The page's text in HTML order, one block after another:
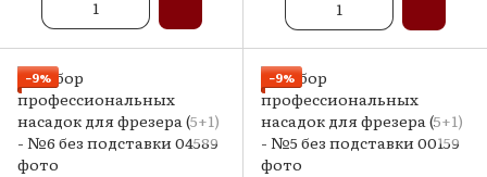
−9% −9%